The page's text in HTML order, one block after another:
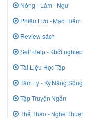
Nông - Lâm - Ngư
Phiêu Lưu - Mạo Hiểm
Review sách
Self Help - Khởi nghiệp
Tài Liệu Học Tập
Tâm Lý - Kỹ Năng Sống
Tập Truyện Ngắn
Thể Thao - Nghệ Thuật